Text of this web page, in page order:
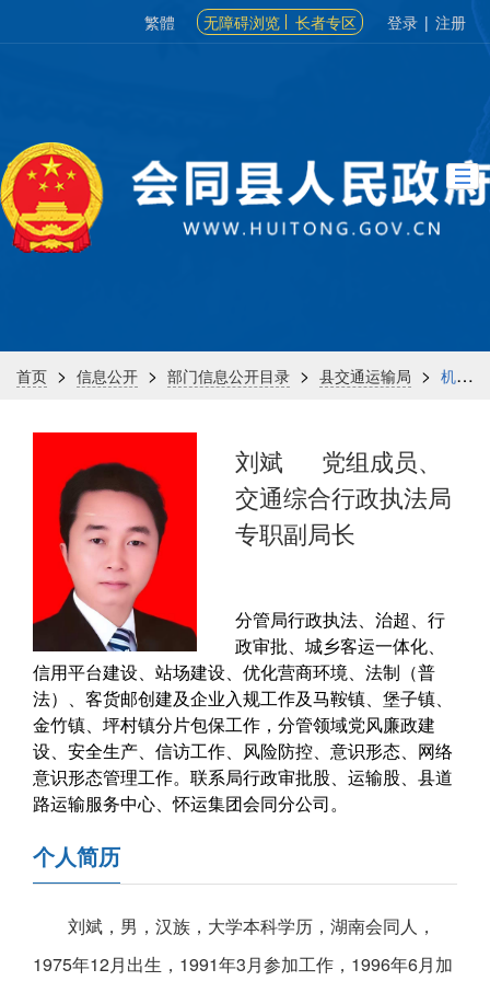
繁體 无障碍浏览 长者专区 登录 | 注册
首页 > 信息公开 > 部门信息公开目录 > 县交通运输局 > 机构信息
刘斌
党组成员、
交通综合行政执法局
专职副局长
分管局行政执法、治超、行
政审批、城乡客运一体化、
信用平台建设、站场建设、优化营商环境、法制（普
法）、客货邮创建及企业入规工作及马鞍镇、堡子镇、
金竹镇、坪村镇分片包保工作，分管领域党风廉政建
设、安全生产、信访工作、风险防控、意识形态、网络
意识形态管理工作。联系局行政审批股、运输股、县道
路运输服务中心、怀运集团会同分公司。
个人简历
刘斌，男，汉族，大学本科学历，湖南会同人，
1975年12月出生，1991年3月参加工作，1996年6月加